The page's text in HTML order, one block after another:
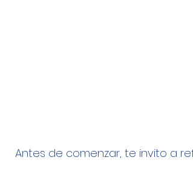
Antes de comenzar, te invito a